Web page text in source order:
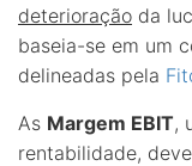
deterioração da
baseia-se em um
delineadas pela
As Margem EBIT,
rentabilidade,